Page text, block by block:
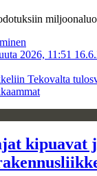
2026, 11:51
Tekovalta
kipuavat